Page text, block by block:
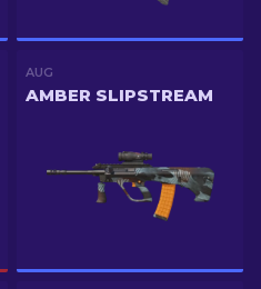
AUG
AMBER SLIPSTREAM